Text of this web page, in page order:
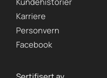
Karriere
Personvern
Facebook